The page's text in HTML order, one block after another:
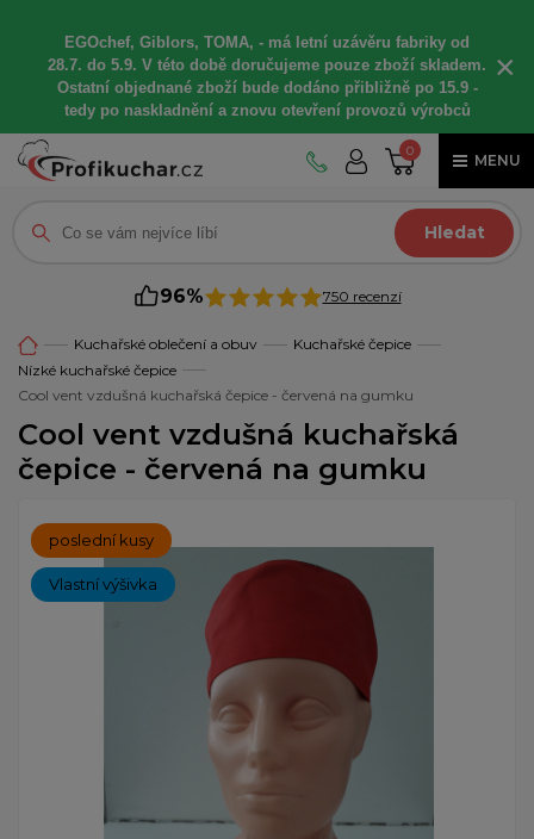
EGOchef, Giblors, TOMA, - má letní uzávěru fabriky od
28.7. do 5.9. V této době doručujeme pouze zboží skladem.
Ostatní objednané zboží bude dodáno přibližně po 15.9 -
tedy po naskladnění a znovu otevření provozů výrobců
×
0
MENU
Hledat
96% 750 recenzí
Kuchařské oblečení a obuv
Kuchařské čepice
Nízké kuchařské čepice
Cool vent vzdušná kuchařská čepice - červená na gumku
Cool vent vzdušná kuchařská
čepice - červená na gumku
poslední kusy
Vlastní výšivka